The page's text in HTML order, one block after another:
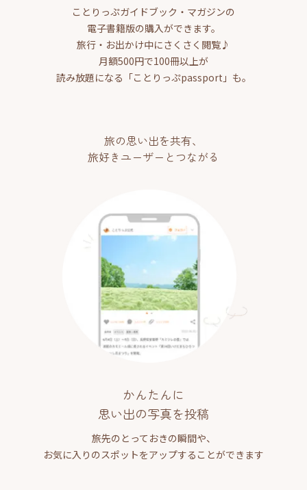
ことりっぷガイドブック・マガジンの
電子書籍版の購入ができます。
旅行・お出かけ中にさくさく閲覧♪
月額500円で100冊以上が
読み放題になる「ことりっぷpassport」も。
旅の思い出を共有、
旅好きユーザーとつながる
かんたんに
思い出の写真を投稿
旅先のとっておきの瞬間や、
お気に入りのスポットをアップすることができます